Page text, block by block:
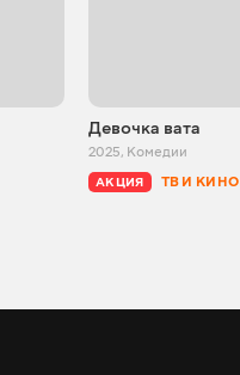
Девочка вата
2025, Комедии
АКЦИЯ ТВ И КИНО